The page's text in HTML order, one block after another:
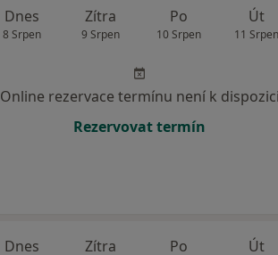
Dnes
8 Srpen
Zítra
9 Srpen
Po
10 Srpen
Út
11 Srpen
Online rezervace termínu není k dispozici
Rezervovat termín
Dnes Zítra Po Út